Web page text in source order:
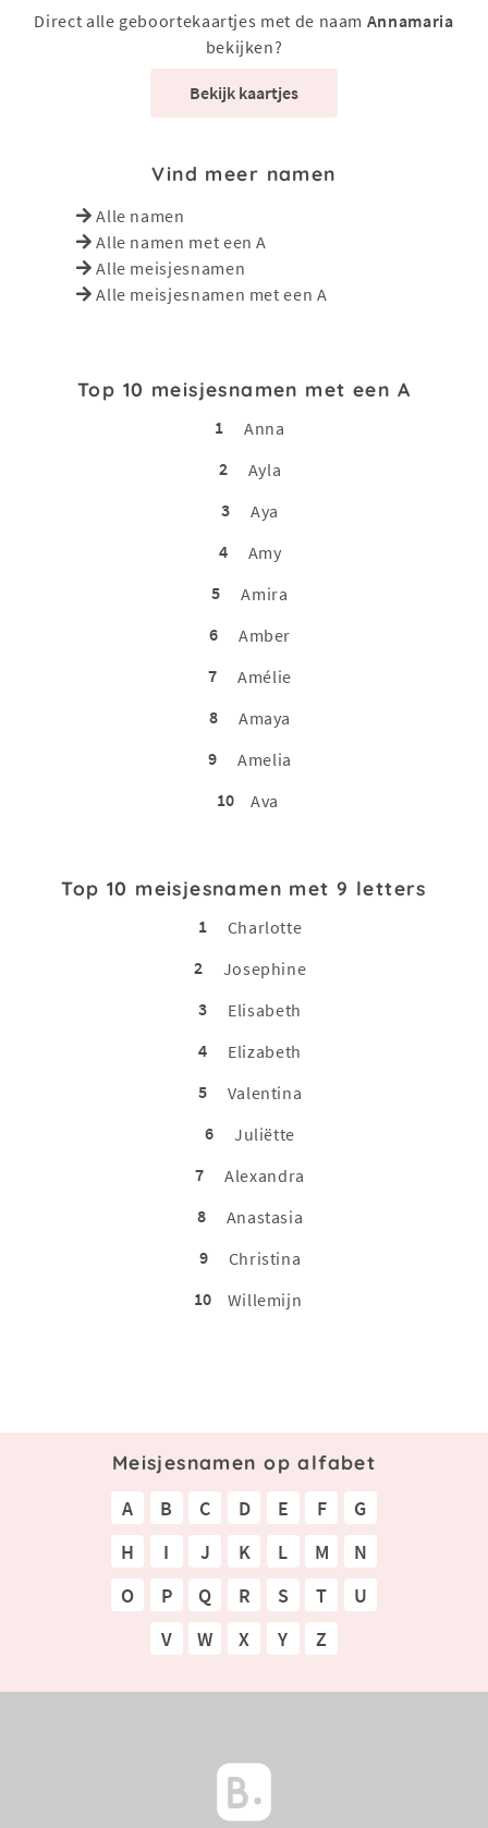
Direct alle geboortekaartjes met de naam Annamaria
bekijken?
Bekijk kaartjes
Vind meer namen
Alle namen
Alle namen met een A
Alle meisjesnamen
Alle meisjesnamen met een A
Top 10 meisjesnamen met een A
1
Anna
2
Ayla
3
Aya
4
Amy
5
Amira
6
Amber
7
Amélie
8
Amaya
9
Amelia
10
Ava
Top 10 meisjesnamen met 9 letters
1
Charlotte
2
Josephine
3
Elisabeth
4
Elizabeth
5
Valentina
6
Juliëtte
7
Alexandra
8
Anastasia
9
Christina
10
Willemijn
Meisjesnamen op alfabet
A B C D E F
G
H
I J K L M
N
O
P Q R S T
U
V
W X Y Z